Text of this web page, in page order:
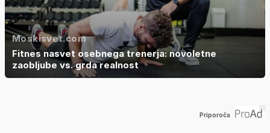
Moskisvet.com
Fitnes nasvet osebnega trenerja: novoletne
zaobljube vs. grda realnost
Priporoča